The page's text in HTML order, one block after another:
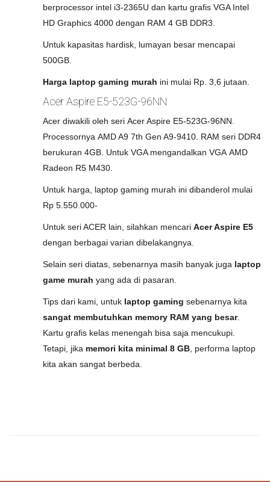
berprocessor intel i3-2365U dan kartu grafis VGA Intel
HD Graphics 4000 dengan RAM 4 GB DDR3.
Untuk kapasitas hardisk, lumayan besar mencapai
500GB.
Harga laptop gaming murah ini mulai Rp. 3,6 jutaan.
Acer Aspire E5-523G-96NN
Acer diwakili oleh seri Acer Aspire E5-523G-96NN.
Processornya AMD A9 7th Gen A9-9410. RAM seri DDR4
berukuran 4GB. Untuk VGA mengandalkan VGA AMD
Radeon R5 M430.
Untuk harga, laptop gaming murah ini dibanderol mulai
Rp 5.550.000-
Untuk seri ACER lain, silahkan mencari Acer Aspire E5
dengan berbagai varian dibelakangnya.
Selain seri diatas, sebenarnya masih banyak juga laptop
game murah yang ada di pasaran.
Tips dari kami, untuk laptop gaming sebenarnya kita
sangat membutuhkan memory RAM yang besar.
Kartu grafis kelas menengah bisa saja mencukupi.
Tetapi, jika memori kita minimal 8 GB , performa laptop
kita akan sangat berbeda.